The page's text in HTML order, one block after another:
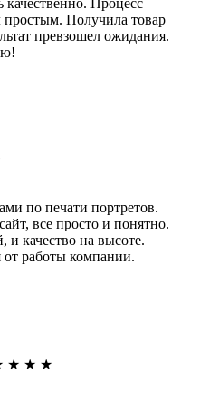
качественно. Процесс
простым. Получила товар
превзошел ожидания.
по печати портретов.
все просто и понятно.
и качество на высоте.
работы компании.
★ ★ ★